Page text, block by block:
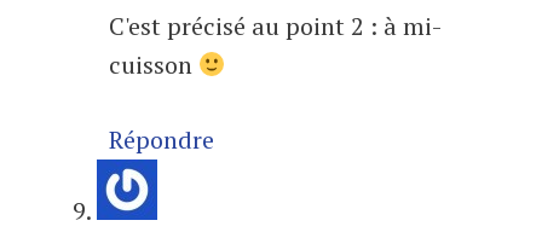
C'est précisé au point 2 : à mi-
cuisson
Répondre